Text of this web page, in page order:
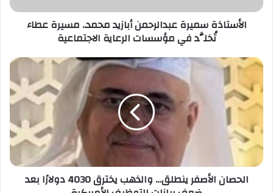
ر
الأستاذة سميرة عبدالرحمن أبازيد محمد.. مسيرة عطاء
تُخلَّد في مؤسسات الرعاية الاجتماعية
الحصان الأصفر ينطلق… والذهب يخترق 4030 دولارًا بعد